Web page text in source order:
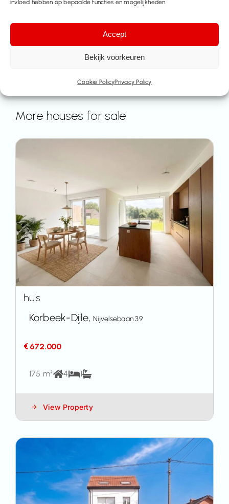
invloed hebben op bepaalde functies en mogelijkheden.
Accept
Bekijk voorkeuren
Cookie PolicyPrivacy Policy
More houses for sale
huis
Korbeek-Dijle,Nijvelsebaan 39
€ 672.000
175 m² 4 1
View Property